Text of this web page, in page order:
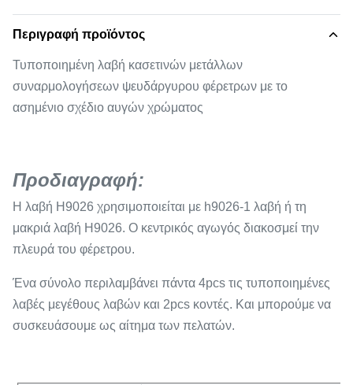
Περιγραφή προϊόντος
Τυποποιημένη λαβή κασετινών μετάλλων
συναρμολογήσεων ψευδάργυρου φέρετρων με το
ασημένιο σχέδιο αυγών χρώματος
Προδιαγραφή:
Η λαβή H9026 χρησιμοποιείται με h9026-1 λαβή ή τη
μακριά λαβή H9026. Ο κεντρικός αγωγός διακοσμεί την
πλευρά του φέρετρου.
Ένα σύνολο περιλαμβάνει πάντα 4pcs τις τυποποιημένες
λαβές μεγέθους λαβών και 2pcs κοντές. Και μπορούμε να
συσκευάσουμε ως αίτημα των πελατών.